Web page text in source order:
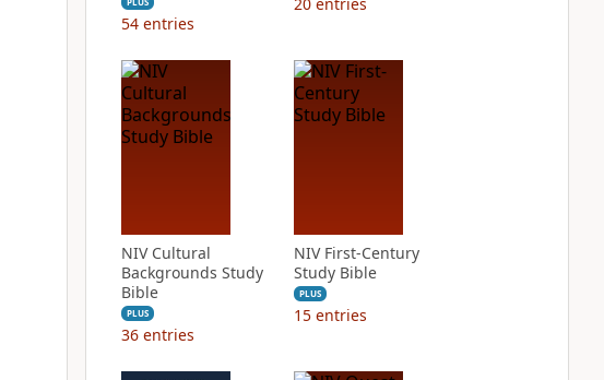
54 entries
NIV Cultural
Backgrounds Study
Bible
PLUS
36 entries
NIV First-Century
Study Bible
PLUS
15 entries